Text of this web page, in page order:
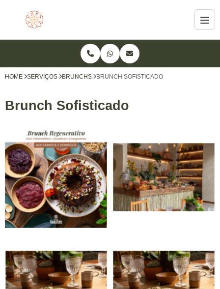
HOME SERVIÇOS BRUNCHS BRUNCH SOFISTICADO
Brunch Sofisticado